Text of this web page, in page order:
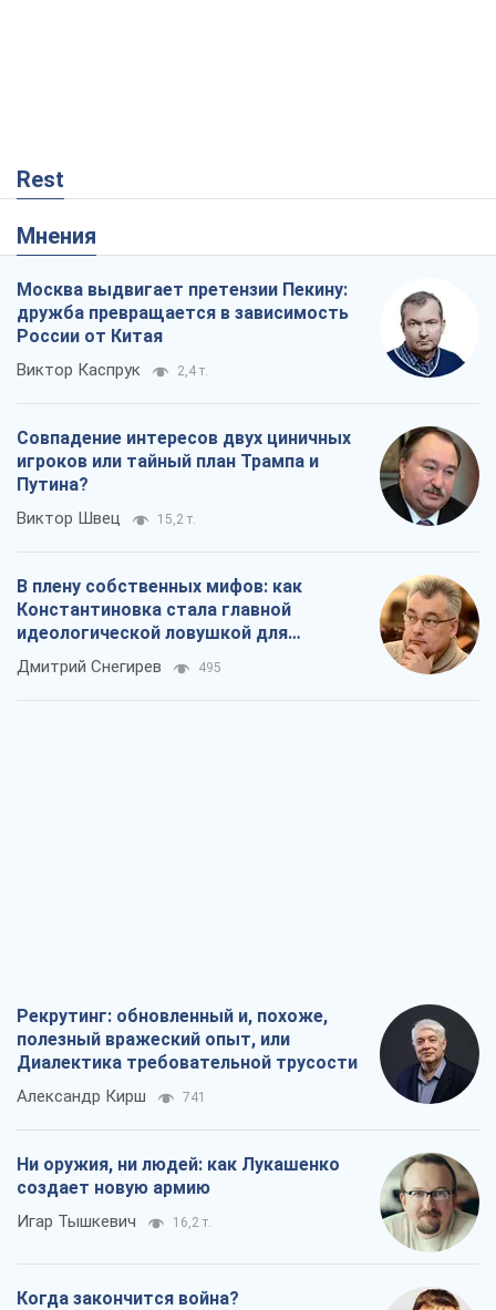
Rest
Мнения
Москва выдвигает претензии Пекину:
дружба превращается в зависимость
России от Китая
Виктор Каспрук 2,4 т.
Совпадение интересов двух циничных
игроков или тайный план Трампа и
Путина?
Виктор Швец 15,2 т.
В плену собственных мифов: как
Константиновка стала главной
идеологической ловушкой для
российских оккупантов
Дмитрий Снегирев 495
Рекрутинг: обновленный и, похоже,
полезный вражеский опыт, или
Диалектика требовательной трусости
Александр Кирш 741
Ни оружия, ни людей: как Лукашенко
создает новую армию
Игар Тышкевич 16,2 т.
Когда закончится война?